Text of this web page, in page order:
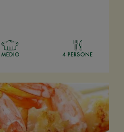
MEDIO 4 PERSONE